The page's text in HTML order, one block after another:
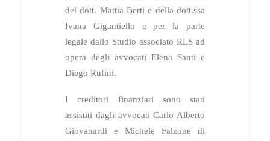
del dott. Mattia Berti e della dott.ssa
Ivana Gigantiello e per la parte
legale dallo Studio associato RLS ad
opera degli avvocati Elena Santi e
Diego Rufini.
I creditori finanziari sono stati
assistiti dagli avvocati Carlo Alberto
Giovanardi e Michele Falzone di